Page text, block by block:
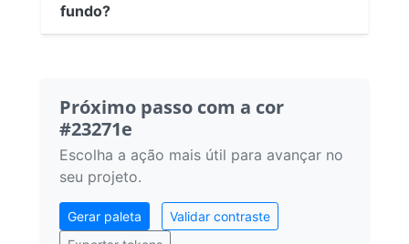
fundo?
Próximo passo com a cor
#23271e
Escolha a ação mais útil para avançar no
seu projeto.
Gerar paleta
Validar contraste